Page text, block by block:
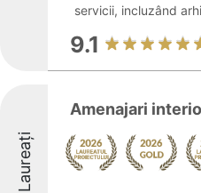
servicii, incluzând
9.1
Laureați
Amenajari